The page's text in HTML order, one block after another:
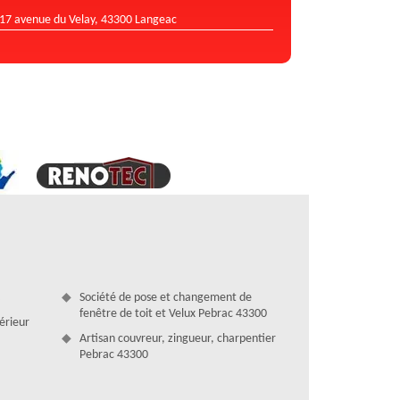
17 avenue du Velay, 43300 Langeac
Société de pose et changement de
fenêtre de toit et Velux Pebrac 43300
Artisan couvreur, zingueur, charpentier
Pebrac 43300